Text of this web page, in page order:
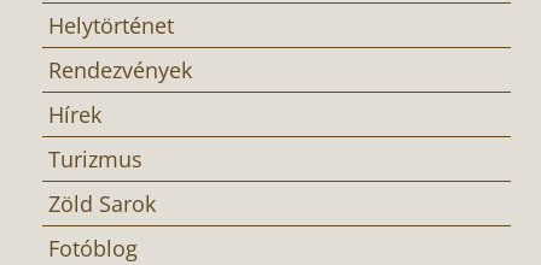
Helytörténet
Rendezvények
Hírek
Turizmus
Zöld Sarok
Fotóblog